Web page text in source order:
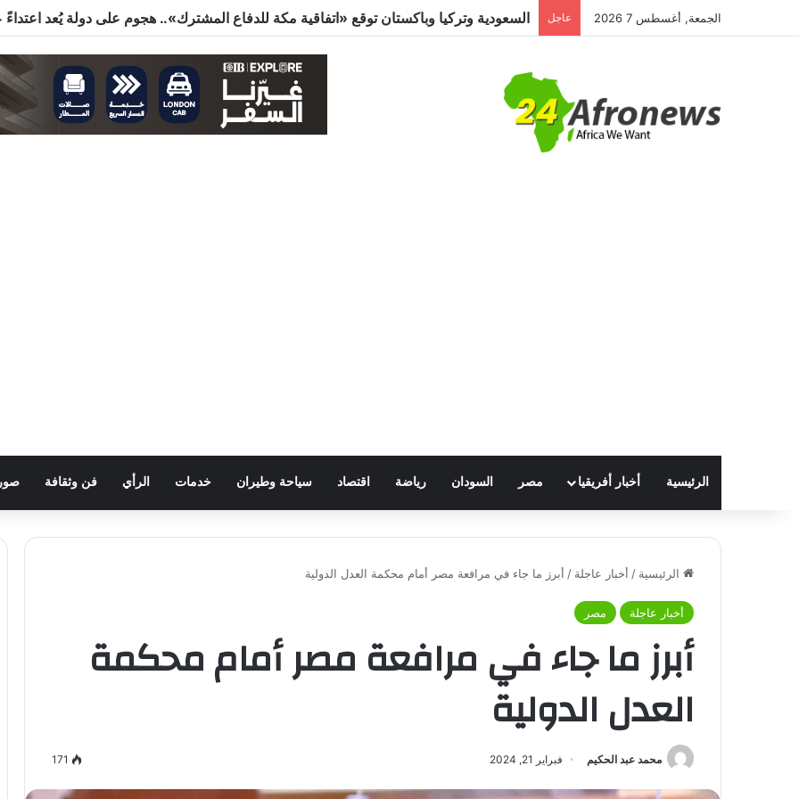
الجمعة, أغسطس 7 2026 عاجل
الرئيسية أخبار أفريقيا مصر السودان رياضة اقتصاد سياحة وطيران خدمات الرأي فن وثقافة
الرئيسية / أخبار عاجلة / أبرز ما جاء في مرافعة مصر أمام محكمة العدل الدولية
أخبار عاجلة مصر
أبرز ما جاء في مرافعة مصر أمام محكمة
العدل الدولية
محمد عبد الحكيم فبراير 21, 2024 171